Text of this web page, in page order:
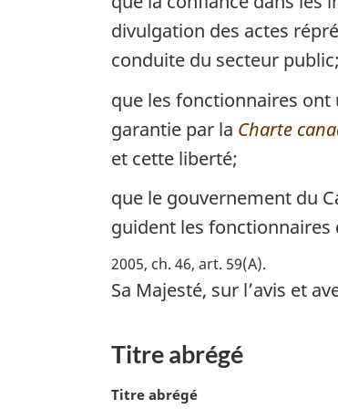
divulgation des actes
conduite du secteur public;
que les fonctionnaires ont
garantie par la Charte
et cette liberté;
que le gouvernement du
guident les
2005, ch. 46, art. 59(A).
Sa Majesté, sur l’avis et
Titre abrégé
N
Titre abrégé